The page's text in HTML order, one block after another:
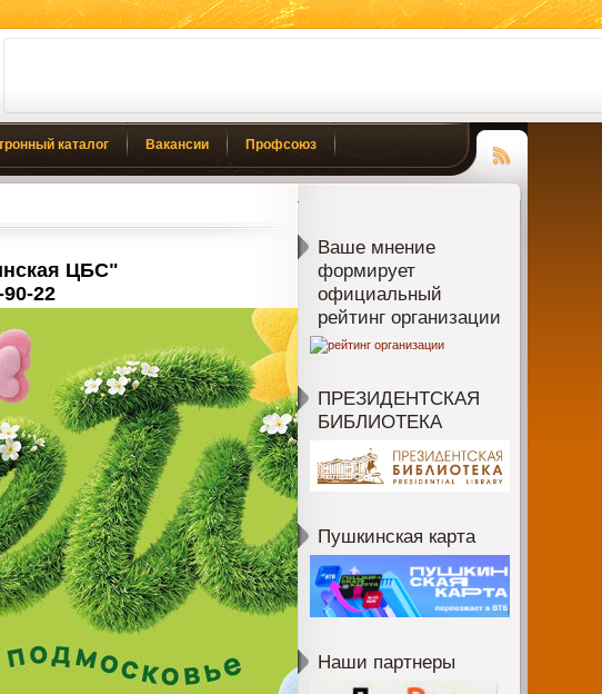
каталог Вакансии Профсоюз
Чтение
ЦБС"
22
Ваше мнение
формирует
официальный
рейтинг организации
ПРЕЗИДЕНТСКАЯ
БИБЛИОТЕКА
Пушкинская карта
Наши партнеры